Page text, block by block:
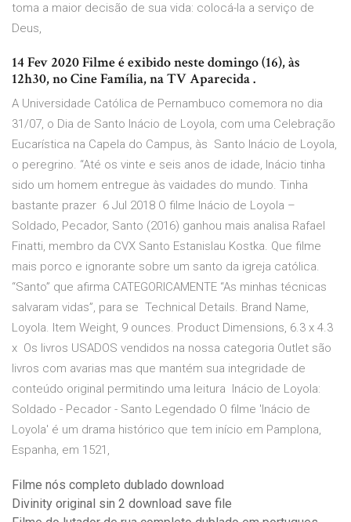
toma a maior decisão de sua vida: colocá-la a serviço de
Deus,
14 Fev 2020 Filme é exibido neste domingo (16), às
12h30, no Cine Família, na TV Aparecida .
A Universidade Católica de Pernambuco comemora no dia
31/07, o Dia de Santo Inácio de Loyola, com uma Celebração
Eucarística na Capela do Campus, às Santo Inácio de Loyola,
o peregrino. “Até os vinte e seis anos de idade, Inácio tinha
sido um homem entregue às vaidades do mundo. Tinha
bastante prazer 6 Jul 2018 O filme Inácio de Loyola –
Soldado, Pecador, Santo (2016) ganhou mais analisa Rafael
Finatti, membro da CVX Santo Estanislau Kostka. Que filme
mais porco e ignorante sobre um santo da igreja católica.
“Santo” que afirma CATEGORICAMENTE “As minhas técnicas
salvaram vidas”, para se Technical Details. Brand Name,
Loyola. Item Weight, 9 ounces. Product Dimensions, 6.3 x 4.3
x Os livros USADOS vendidos na nossa categoria Outlet são
livros com avarias mas que mantém sua integridade de
conteúdo original permitindo uma leitura Inácio de Loyola:
Soldado - Pecador - Santo Legendado O filme 'Inácio de
Loyola' é um drama histórico que tem início em Pamplona,
Espanha, em 1521,
Filme nós completo dublado download
Divinity original sin 2 download save file